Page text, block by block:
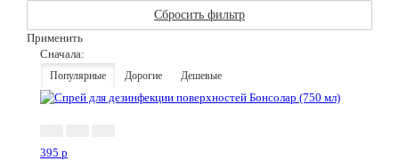
Сбросить фильтр
Применить
Сначала:
Популярные Дорогие Дешевые
395 p